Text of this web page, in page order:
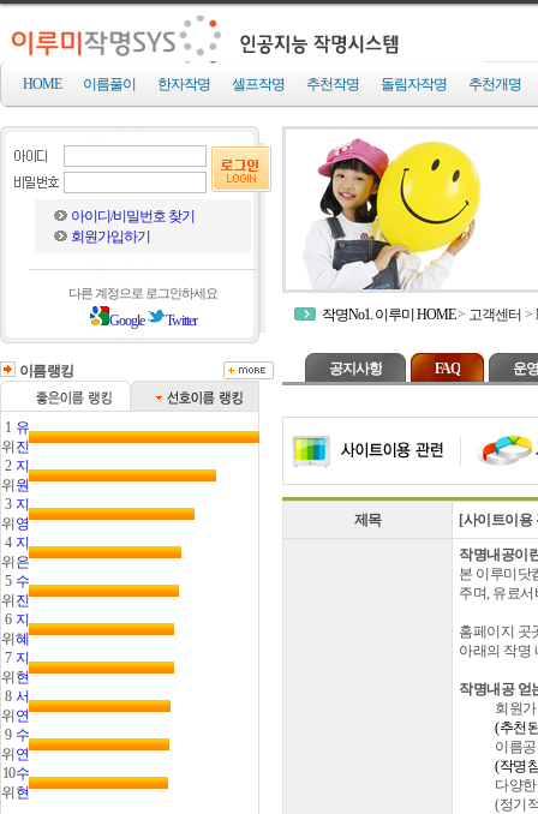
HOME 이름풀이 한자작명 셀프작명 추천작명 돌림자작명 추천개명
아이디/비밀번호 찾기
회원가입하기
다른 계정으로 로그인하세요
Google Twitter
이름랭킹
1
위
유
진
2
위
지
원
3
위
지
영
4
위
지
은
5
위
수
진
6
위
지
혜
7
위
지
현
8
위
서
연
9
위
수
연
10
위
수
현
작명No1. 이루미 HOME> 고객센터 >
공지사항 FAQ 운
제목 [사이트이용
작명내공이
본 이루미닷
주며, 유료
홈페이지 곳
아래의 작명
작명내공 얻
회원
(추천
이름
(작명
다양
(정기